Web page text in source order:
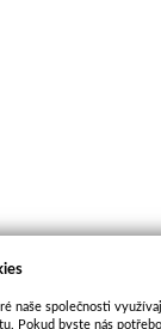
naše společnosti
Pokud byste nás